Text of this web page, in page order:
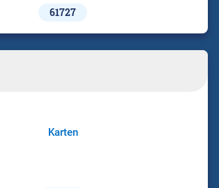
61727
Karten